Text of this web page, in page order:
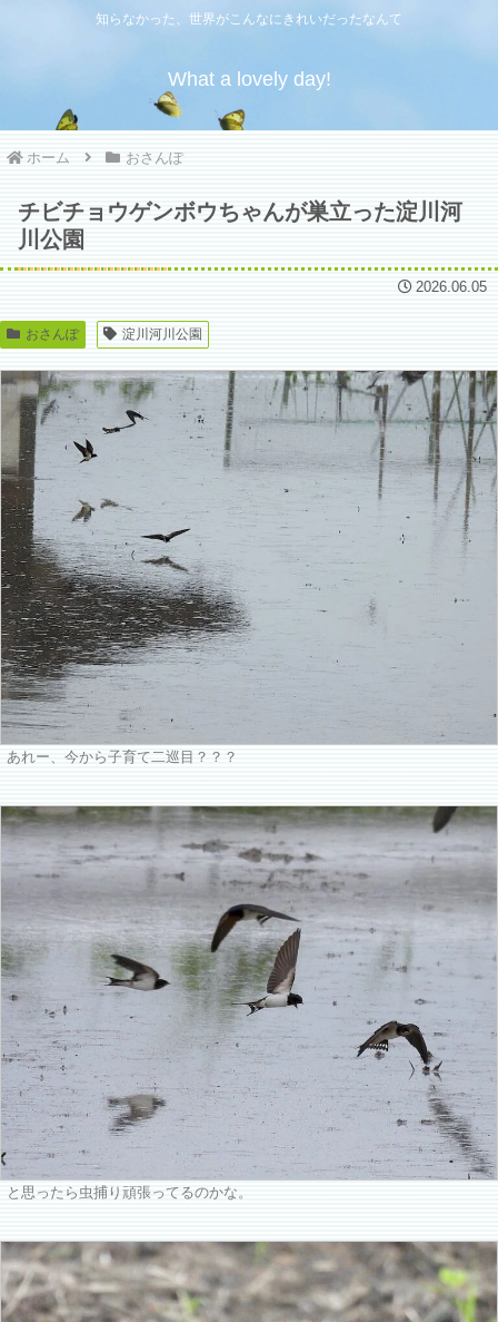
知らなかった、世界がこんなにきれいだったなんて
What a lovely day!
ホーム おさんぽ
チビチョウゲンボウちゃんが巣立った淀川河
川公園
2026.06.05
おさんぽ 淀川河川公園
あれー、今から子育て二巡目？？？
と思ったら虫捕り頑張ってるのかな。